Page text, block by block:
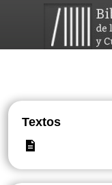
Menu
Textos